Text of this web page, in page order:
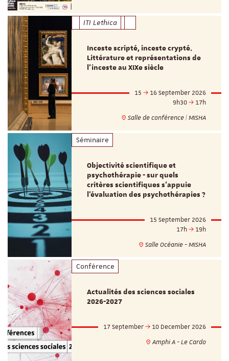
ITI Lethica
Inceste scripté, inceste crypté.
Littérature et représentations de
l’inceste au XIXe siècle
15
16 September 2026
9h30
17h
Salle de conférence | MISHA
Séminaire
Objectivité scientifique et
psychothérapie - sur quels
critères scientifiques s'appuie
l'évaluation des psychothérapies ?
15 September 2026
17h
19h
Salle Océanie - MISHA
Conférence
Actualités des sciences sociales
2026-2027
17 September
10 December 2026
Amphi A - Le Cardo